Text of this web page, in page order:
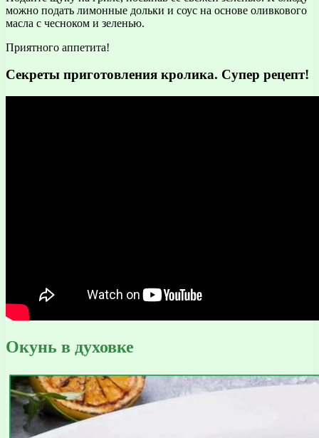
можно подать лимонные дольки и соус на основе оливкового
масла с чесноком и зеленью.
Приятного аппетита!
Секреты приготовления кролика. Супер рецепт!
Окунь в духовке